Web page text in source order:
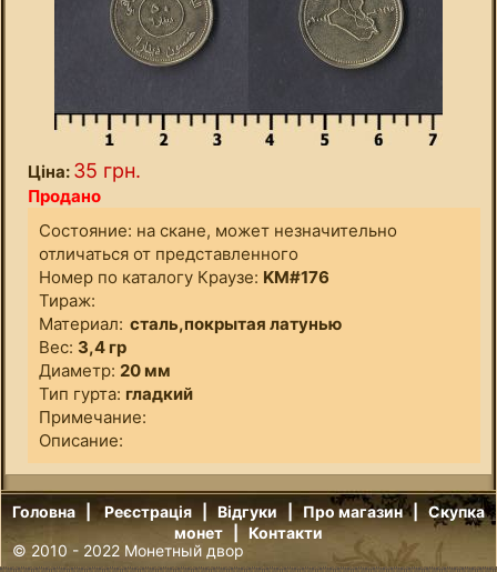
Ціна: 35 грн.
Продано
Состояние: на скане, может незначительно
отличаться от представленного
Номер по каталогу Краузе: KM#176
Тираж:
Материал: сталь,покрытая латунью
Вес: 3,4 гр
Диаметр: 20 мм
Тип гурта: гладкий
Примечание:
Описание:
Головна|Реєстрація Відгуки |Про магазин|Скупка
монет
Контакти
© 2010 - 2022 Монетный двор